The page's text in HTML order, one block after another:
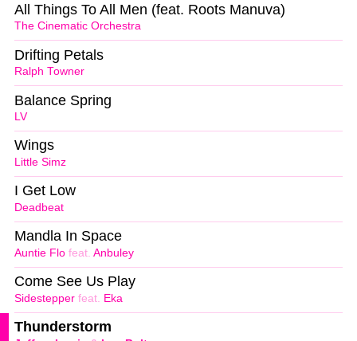
The Cinematic Orchestra
All Things To All Men (feat. Roots Manuva)
Ralph Towner
Drifting Petals
LV
Balance Spring
Little Simz
Wings
Deadbeat
I Get Low
Auntie Flo feat. Anbuley
Mandla In Space
Sidestepper feat. Eka
Come See Us Play
Thunderstorm